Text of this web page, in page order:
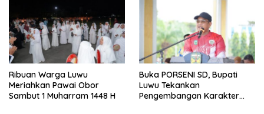
Ribuan Warga Luwu
Meriahkan Pawai Obor
Sambut 1 Muharram 1448 H
Buka PORSENI SD, Bupati
Luwu Tekankan
Pengembangan Karakter